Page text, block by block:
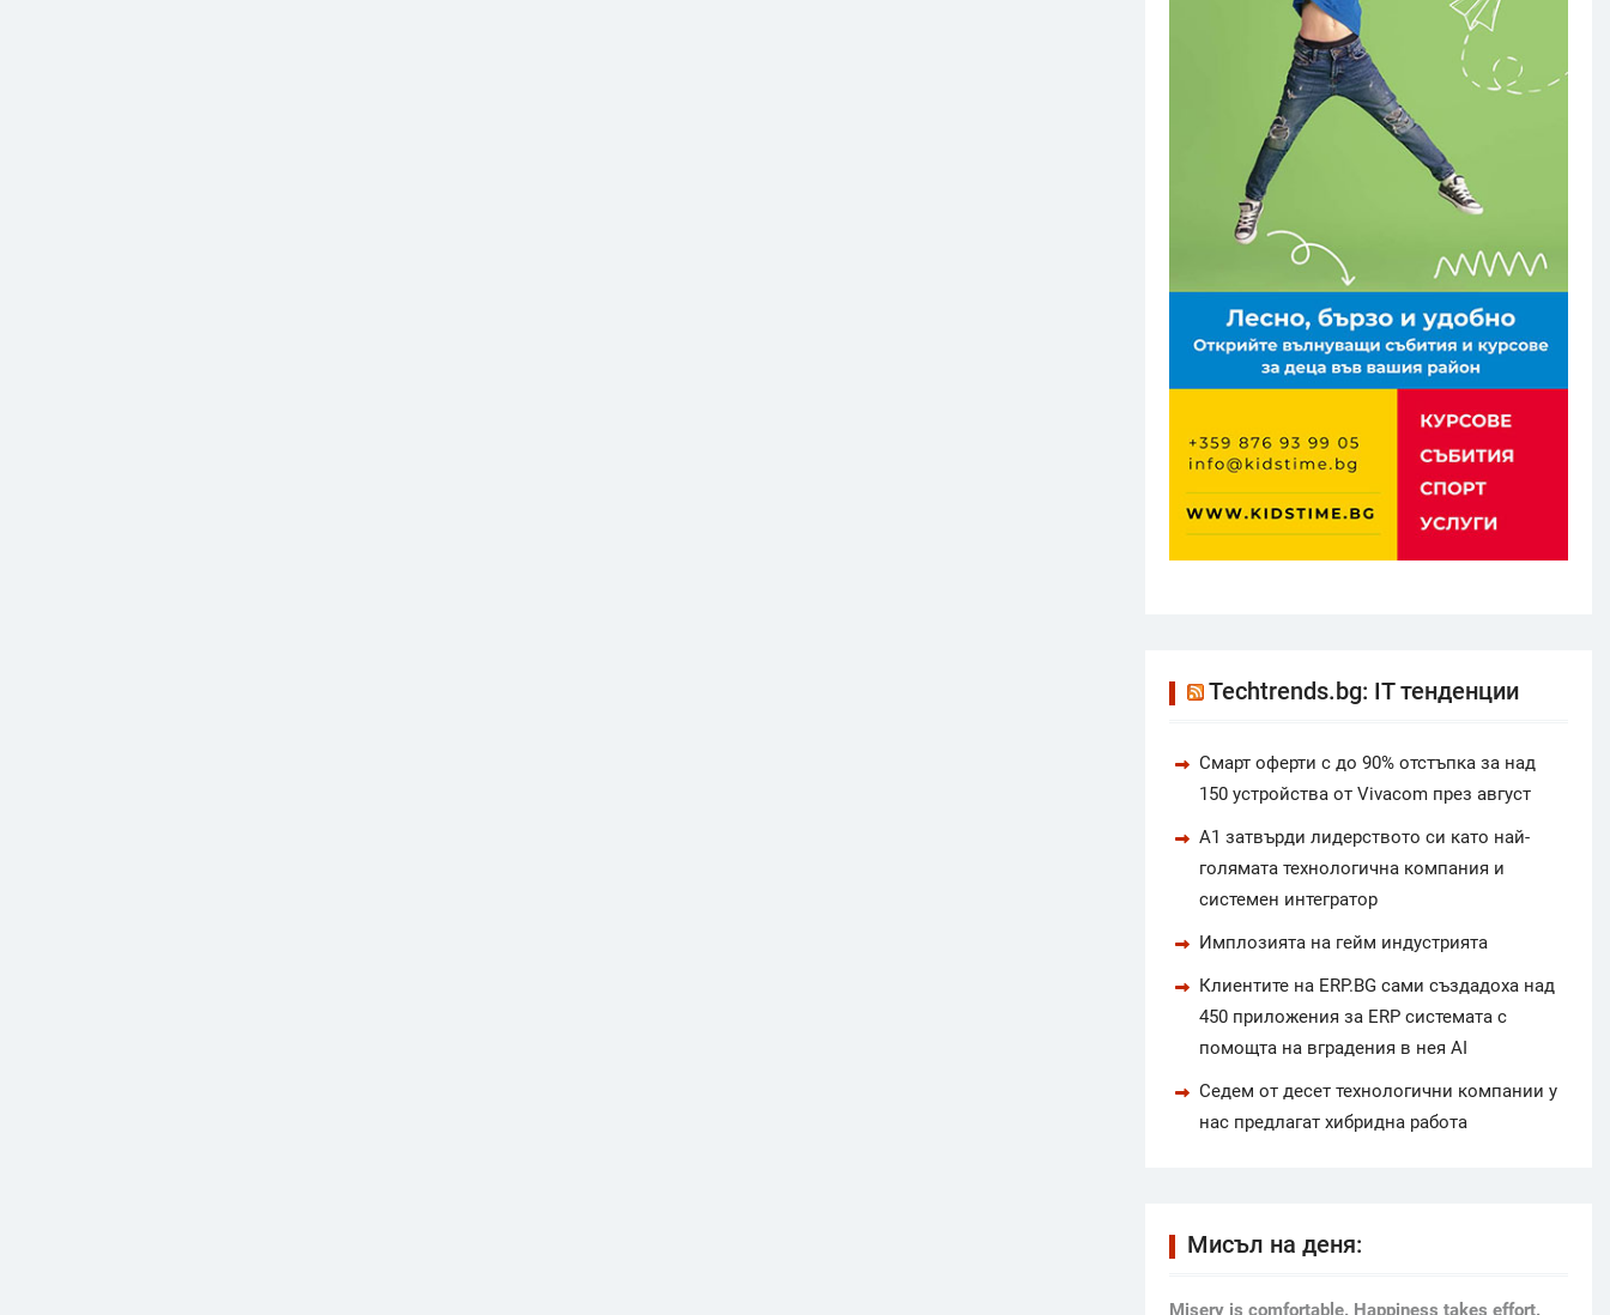
Techtrends.bg: IT тенденции
Смарт оферти с до 90% отстъпка за над
150 устройства от Vivacom през август
А1 затвърди лидерството си като най-
голямата технологична компания и
системен интегратор
Имплозията на гейм индустрията
Клиентите на ERP.BG сами създадоха над
450 приложения за ERP системата с
помощта на вградения в нея AI
Седем от десет технологични компании у
нас предлагат хибридна работа
Мисъл на деня:
Мisery is comfortable. Happiness takes effort.